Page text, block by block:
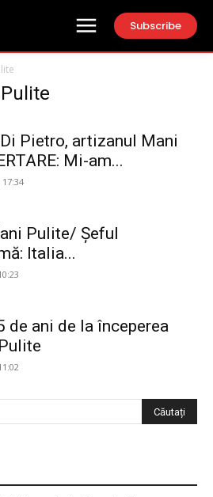
Subscribe
Pietro, artizanul Mani
Mi-am...
Pulite/ Șeful
Italia...
de ani de la începerea